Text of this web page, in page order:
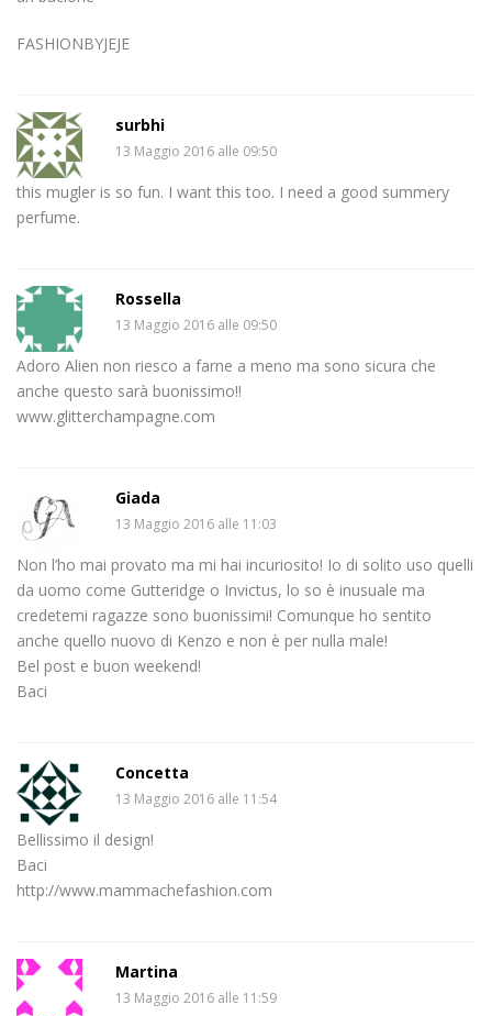
FASHIONBYJEJE
surbhi
13 Maggio 2016 alle 09:50
this mugler is so fun. I want this too. I need a good summery
perfume.
Rossella
13 Maggio 2016 alle 09:50
Adoro Alien non riesco a farne a meno ma sono sicura che
anche questo sarà buonissimo!!
www.glitterchampagne.com
Giada
13 Maggio 2016 alle 11:03
Non l’ho mai provato ma mi hai incuriosito! Io di solito uso quelli
da uomo come Gutteridge o Invictus, lo so è inusuale ma
credetemi ragazze sono buonissimi! Comunque ho sentito
anche quello nuovo di Kenzo e non è per nulla male!
Bel post e buon weekend!
Baci
Concetta
13 Maggio 2016 alle 11:54
Bellissimo il design!
Baci
http://www.mammachefashion.com
Martina
13 Maggio 2016 alle 11:59